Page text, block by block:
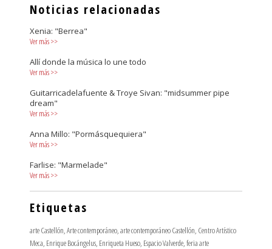
Noticias relacionadas
Xenia: "Berrea"
Ver más>>
Allí donde la música lo une todo
Ver más>>
Guitarricadelafuente & Troye Sivan: "midsummer pipe
dream"
Ver más>>
Anna Millo: "Pormásquequiera"
Ver más>>
Farlise: "Marmelade"
Ver más>>
Etiquetas
arte Castellón,Arte contemporáneo,arte contemporáneo Castellón, Centro Artístico
Meca, Enrique Bocángelus, Enriqueta Hueso, Espacio Valverde,feria arte